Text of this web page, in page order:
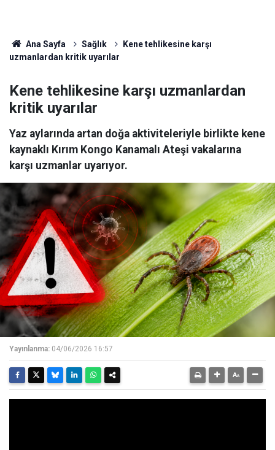
Ana Sayfa Sağlık
Kene tehlikesine karşı
uzmanlardan kritik uyarılar
Kene tehlikesine karşı uzmanlardan
kritik uyarılar
Yaz aylarında artan doğa aktiviteleriyle birlikte kene
kaynaklı Kırım Kongo Kanamalı Ateşi vakalarına
karşı uzmanlar uyarıyor.
Yayınlanma: 04/06/2026 16:57